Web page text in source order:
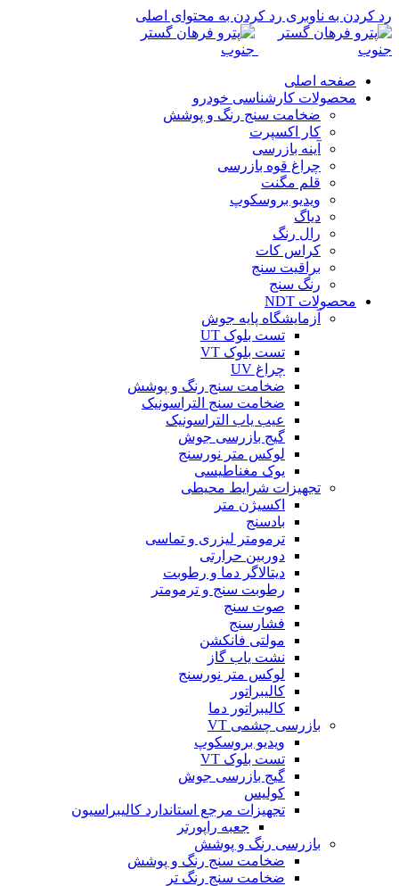
رد کردن به ناوبری رد کردن به محتوای اصلی
صفحه اصلی
محصولات کارشناسی خودرو
ضخامت سنج رنگ و پوشش
کار اکسپرت
آینه بازرسی
چراغ قوه بازرسی
قلم مگنت
ویدیو بروسکوپ
دیاگ
رال رنگ
کراس کات
براقیت سنج
رنگ سنج
محصولات NDT
آزمایشگاه پایه جوش
تست بلوک UT
تست بلوک VT
چراغ UV
ضخامت سنج رنگ و پوشش
ضخامت سنج التراسونیک
عیب یاب التراسونیک
گیج بازرسی جوش
لوکس متر نورسنج
یوک مغناطیسی
تجهیزات شرایط محیطی
اکسیژن متر
بادسنج
ترمومتر لیزری و تماسی
دوربین حرارتی
دیتالاگر دما و رطوبت
رطوبت سنج و ترمومتر
صوت سنج
فشارسنج
مولتی فانکشن
نشت یاب گاز
لوکس متر نورسنج
کالیبراتور
کالیبراتور دما
بازرسی چشمی VT
ویدیو بروسکوپ
تست بلوک VT
گیج بازرسی جوش
کولیس
تجهیزات مرجع استاندارد کالیبراسیون
جعبه راپورتر
بازرسی رنگ و پوشش
ضخامت سنج رنگ و پوشش
ضخامت سنج رنگ تر